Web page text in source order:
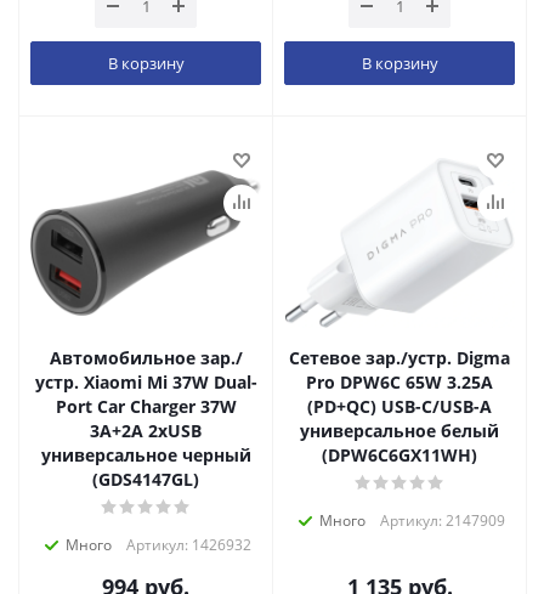
В корзину В корзину
Автомобильное зар./
устр. Xiaomi Mi 37W Dual-
Port Car Charger 37W
3A+2A 2xUSB
универсальное черный
(GDS4147GL)
Много Артикул: 1426932
994 руб.
Сетевое зар./устр. Digma
Pro DPW6C 65W 3.25A
(PD+QC) USB-C/USB-A
универсальное белый
(DPW6С6GX11WH)
Много Артикул: 2147909
1 135руб.